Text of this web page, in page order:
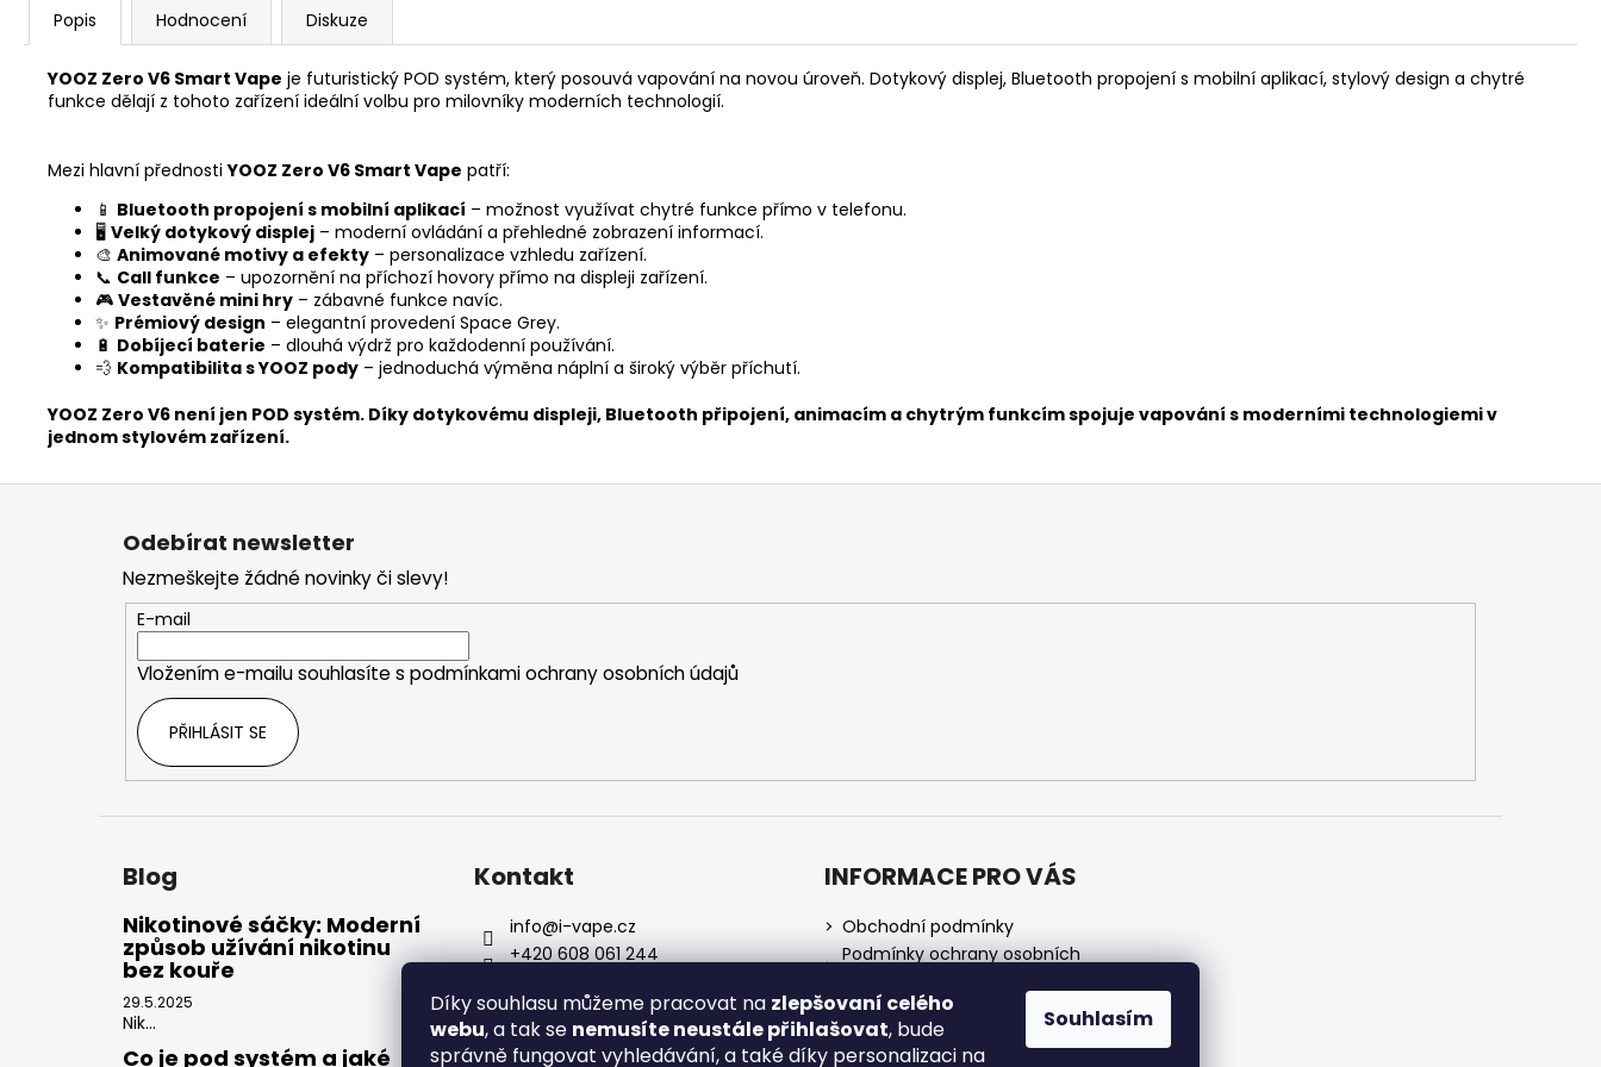
Díky souhlasu můžeme pracovat na zlepšovaní celého
webu, a tak se nemusíte neustále přihlašovat, bude
správně fungovat vyhledávání, a také díky personalizaci na
Souhlasím
Popis Hodnocení Diskuze
YOOZ Zero V6 Smart Vape je futuristický POD systém, který posouvá vapování na novou úroveň. Dotykový displej, Bluetooth propojení s mobilní aplikací, stylový design a chytré
funkce dělají z tohoto zařízení ideální volbu pro milovníky moderních technologií.
Mezi hlavní přednosti YOOZ Zero V6 Smart Vape patří:
📱 Bluetooth propojení s mobilní aplikací – možnost využívat chytré funkce přímo v telefonu.
🖥️ Velký dotykový displej – moderní ovládání a přehledné zobrazení informací.
🎨 Animované motivy a efekty – personalizace vzhledu zařízení.
📞 Call funkce – upozornění na příchozí hovory přímo na displeji zařízení.
🎮 Vestavěné mini hry – zábavné funkce navíc.
✨ Prémiový design – elegantní provedení Space Grey.
🔋 Dobíjecí baterie – dlouhá výdrž pro každodenní používání.
💨 Kompatibilita s YOOZ pody – jednoduchá výměna náplní a široký výběr příchutí.
YOOZ Zero V6 není jen POD systém. Díky dotykovému displeji, Bluetooth připojení, animacím a chytrým funkcím spojuje vapování s moderními technologiemi v
jednom stylovém zařízení.
Z
Odebírat newsletter
Nezmeškejte žádné novinky či slevy!
E-mail
Vložením e-mailu souhlasíte s podmínkami ochrany osobních údajů
PŘIHLÁSIT SE
Blog
Nikotinové sáčky: Moderní
způsob užívání nikotinu
bez kouře
29.5.2025
Nik...
Co je pod systém a jaké
Kontakt
info@i-vape.cz
+420 608 061 244
INFORMACE PRO VÁS
Obchodní podmínky
Podmínky ochrany osobních
O nás
Doprava a platba
Zrušení objednávky